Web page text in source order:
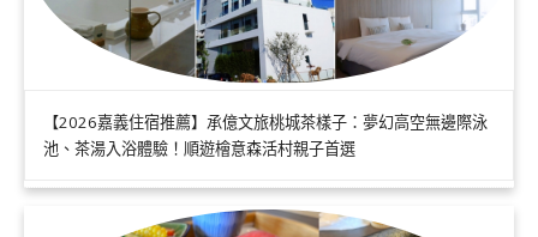
【2026嘉義住宿推薦】承億文旅桃城茶樣子：夢幻高空無邊際泳
池、茶湯入浴體驗！順遊檜意森活村親子首選